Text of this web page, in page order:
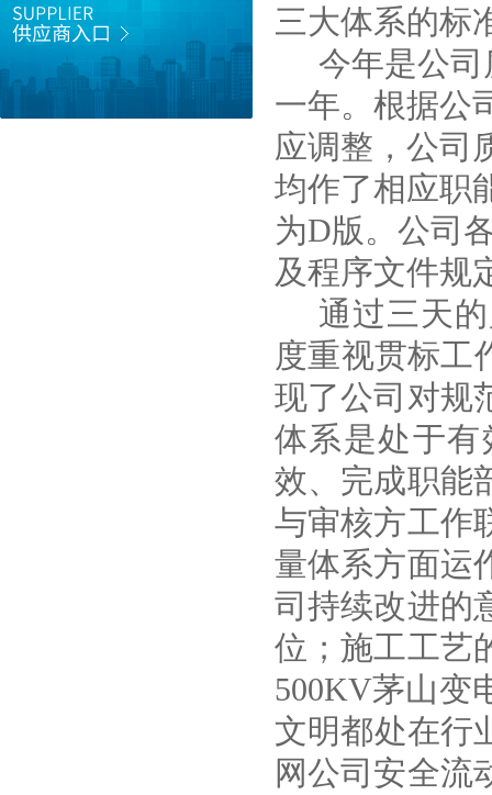
三大体系的标
今年是公司
一年。根据公
应调整，公司
均作了相应职
为D版。公司
及程序文件规
通过三天
度重视贯标工
现了公司对规
体系是处于
效、完成职能
与审核方工作
量体系方面运
司持续改进的
位；施工工艺
500KV茅山变
文明都处在行
网公司安全流